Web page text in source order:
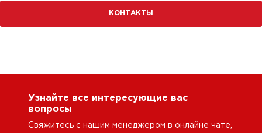
КОНТАКТЫ
Узнайте все интересующие вас
вопросы
Свяжитесь с нашим менеджером в онлайне чате,